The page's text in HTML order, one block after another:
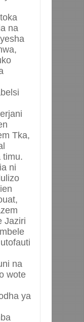
na
Tka,
timu.
ni
Jaziri
na
wote
ya